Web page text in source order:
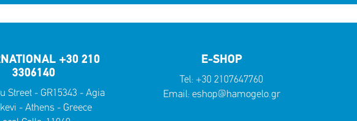
+30 210
3306140
Street - GR15343 - Agia
- Athens - Greece
E-SHOP
Tel: +30 2107647760
Email: eshop@hamogelo.gr